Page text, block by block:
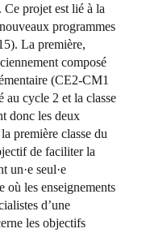
Ce projet est lié à la
programmes
La première,
composé
(CE2-CM1
au cycle 2 et la classe
donc les deux
première classe du
de faciliter la
un·e seul·e
où les enseignements
d’une
les objectifs